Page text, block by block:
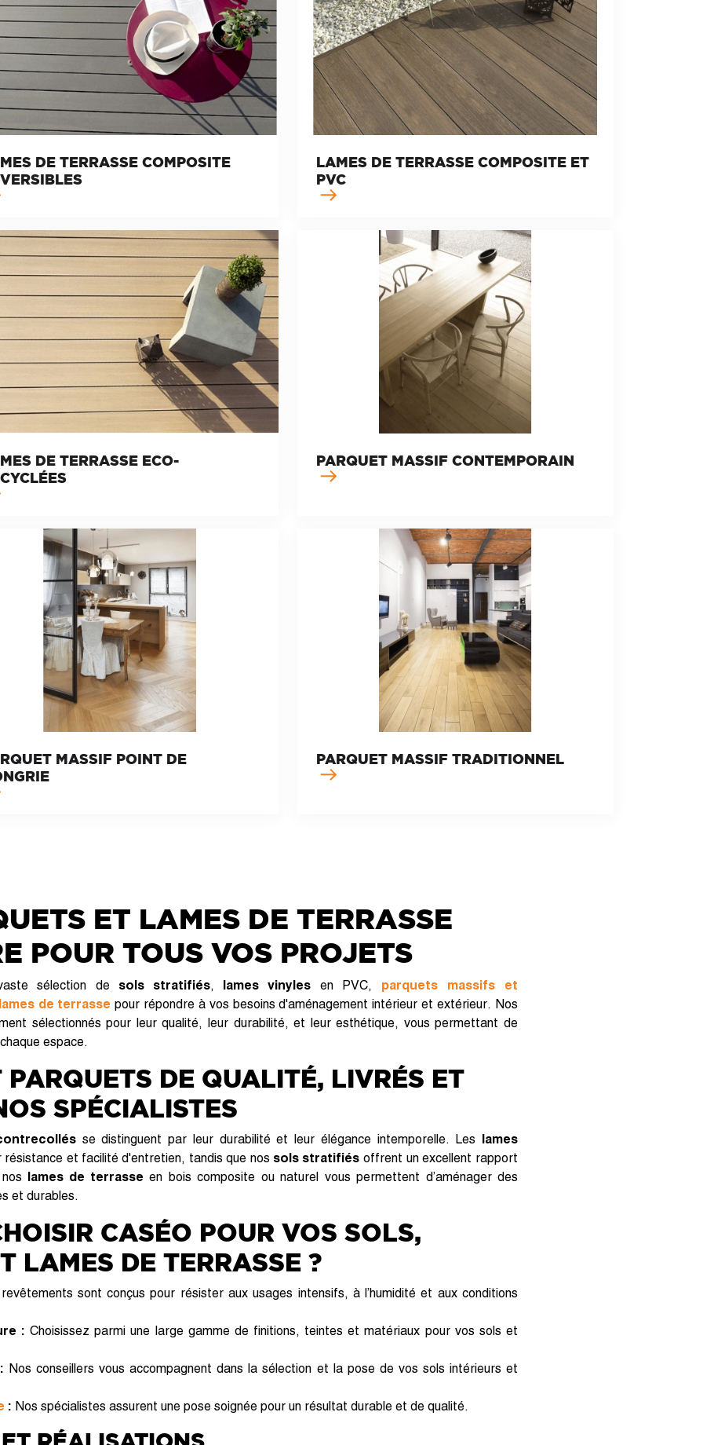
DE TERRASSE COMPOSITE
LAMES DE TERRASSE COMPOSITE ET
PVC
DE TERRASSE ECO-
PARQUET MASSIF CONTEMPORAIN
MASSIF POINT DE
PARQUET MASSIF TRADITIONNEL
ET LAMES DE TERRASSE
POUR TOUS VOS PROJETS
sélection de sols stratifiés, lames vinyles en PVC, parquets massifs
et
de terrasse pour répondre à vos besoins d'aménagement intérieur et extérieur. Nos
sélectionnés pour leur qualité, leur durabilité, et leur esthétique, vous permettant de
espace.
PARQUETS DE QUALITÉ, LIVRÉS ET
SPÉCIALISTES
se distinguent par leur durabilité et leur élégance intemporelle. Les lames
et facilité d'entretien, tandis que nos sols stratifiés offrent un excellent rapport
lames de terrasse en bois composite ou naturel vous permettent d’aménager des
et durables.
CASÉO POUR VOS SOLS,
LAMES DE TERRASSE ?
sont conçus pour résister aux usages intensifs, à l’humidité et aux conditions
: Choisissez parmi une large gamme de finitions, teintes et matériaux pour vos sols et
Nos conseillers vous accompagnent dans la sélection et la pose de vos sols intérieurs et
: Nos spécialistes assurent une pose soignée pour un résultat durable et de qualité.